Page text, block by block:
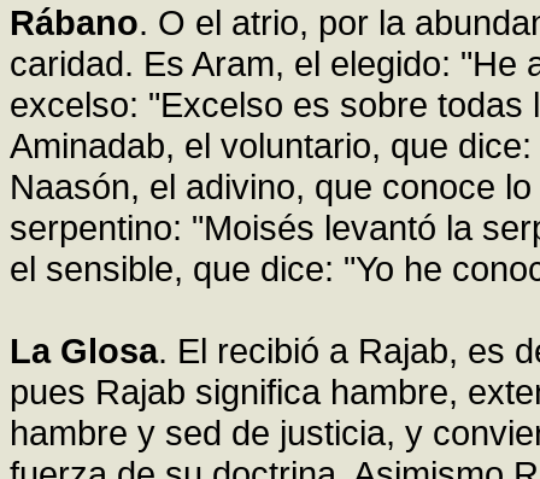
Rábano. O el atrio, por la
caridad. Es Aram, el elegido: "He
excelso: "Excelso es sobre todas
Aminadab, el voluntario, que
Naasón, el adivino, que conoce
serpentino: "Moisés levantó la
el sensible, que dice: "Yo he
La Glosa. El recibió a Rajab, es
pues Rajab significa hambre,
hambre y sed de justicia, y